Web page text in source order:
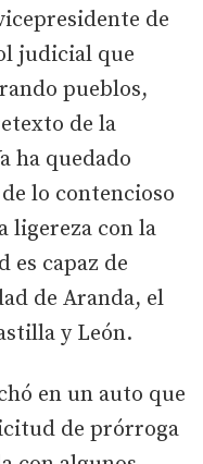
de
judicial que
pueblos,
de la
ha quedado
lo contencioso
ligereza con la
es capaz de
de Aranda, el
y León.
en un auto que
de prórroga